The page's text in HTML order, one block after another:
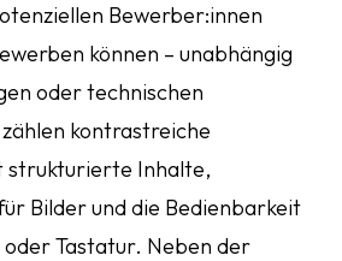
Bewerber:innen
können – unabhängig
oder technischen
kontrastreiche
strukturierte Inhalte,
Bilder und die Bedienbarkeit
Tastatur. Neben der